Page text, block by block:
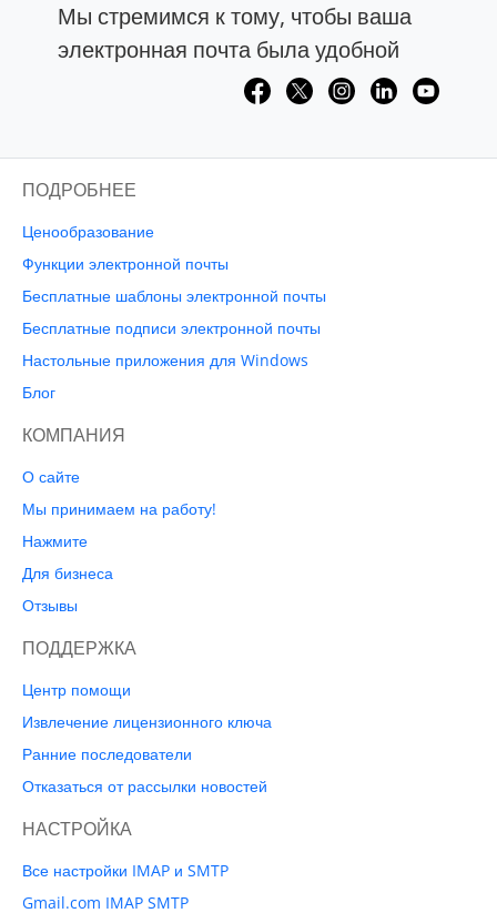
Мы стремимся к тому, чтобы ваша
электронная почта была удобной
ПОДРОБНЕЕ
Ценообразование
Функции электронной почты
Бесплатные шаблоны электронной почты
Бесплатные подписи электронной почты
Настольные приложения для Windows
Блог
КОМПАНИЯ
О сайте
Мы принимаем на работу!
Нажмите
Для бизнеса
Отзывы
ПОДДЕРЖКА
Центр помощи
Извлечение лицензионного ключа
Ранние последователи
Отказаться от рассылки новостей
НАСТРОЙКА
Все настройки IMAP и SMTP
Gmail.com IMAP SMTP